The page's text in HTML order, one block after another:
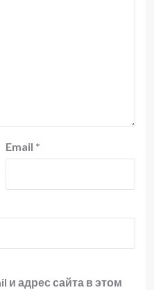
Email *
и адрес сайта в этом